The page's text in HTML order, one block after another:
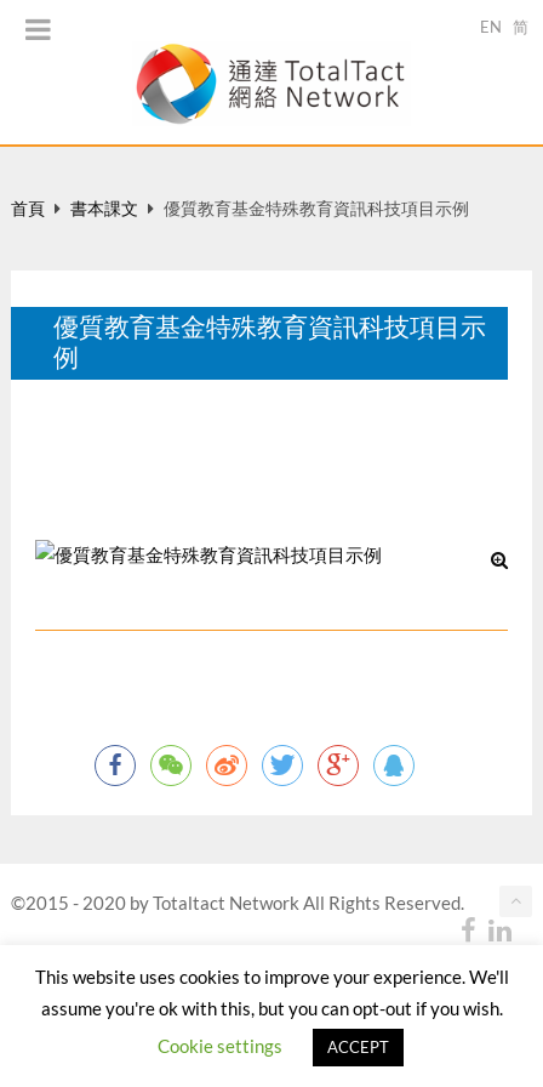
EN 简
首頁 書本課文 優質教育基金特殊教育資訊科技項目示例
優質教育基金特殊教育資訊科技項目示
例
©2015 - 2020 by Totaltact Network All Rights Reserved.
This website uses cookies to improve your experience. We'll
assume you're ok with this, but you can opt-out if you wish.
Cookie settings
ACCEPT